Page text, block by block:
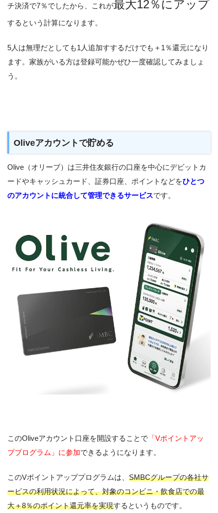
チ決済で7％でしたから、これが最大12％にアップ
するという計算になります。
5人は無理だとしても1人追加すするだけでも＋1％還元になり
ます。家族がいる方は登録可能かぜひ一度確認してみましょ
う。
Oliveアカウントで貯める
Olive（オリーブ）は三井住友銀行の口座を中心にデビットカ
ードやキャッシュカード、証券口座、ポイントなどをひとつ
のアカウントに統合して管理できるサービスです。
このOliveアカウント口座を開設することで 「Vポイントアッ
ププログラム」に参加できるようになります。
このVポイントアッププログラムは、 SMBCグループの各社サ
ービスの利用状況によって、対象のコンビニ・飲食店での最
大＋8％のポイント還元率を実現するというものです。